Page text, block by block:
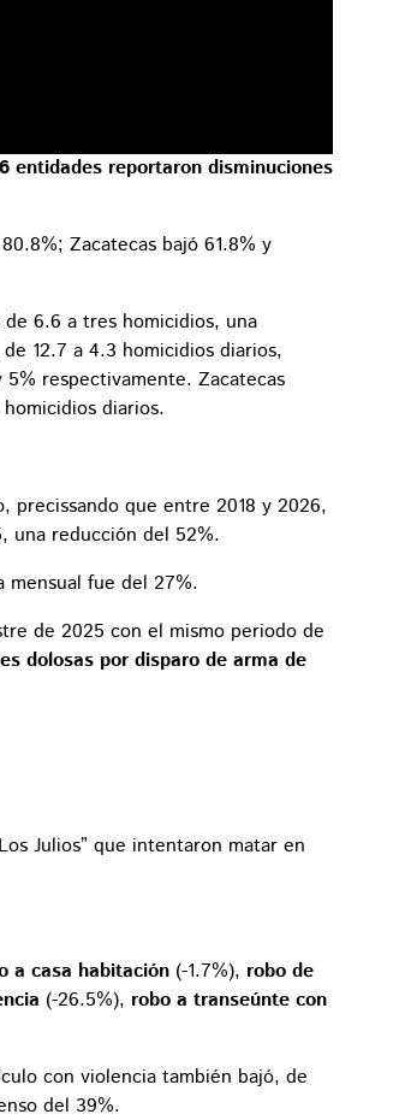
entidades reportaron disminuciones
Zacatecas bajó 61.8% y
6.6 a tres homicidios, una
12.7 a 4.3 homicidios diarios,
respectivamente. Zacatecas
diarios.
precissando que entre 2018 y 2026,
una reducción del 52%.
mensual fue del 27%.
de 2025 con el mismo periodo de
dolosas por disparo de arma de
Julios” que intentaron matar en
a casa habitación (-1.7%), robo de
(-26.5%), robo a transeúnte con
con violencia también bajó, de
del 39%.